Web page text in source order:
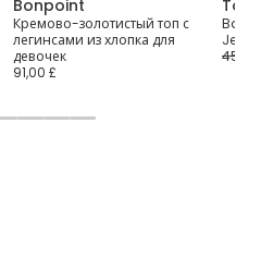
Bonpoint
Кремово-золотистый топ с
легинсами из хлопка для
девочек
91,00 £
Baby
45,00